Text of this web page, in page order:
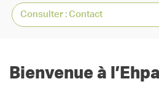
Bienvenue à